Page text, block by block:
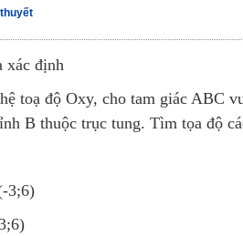
xác định
toạ độ Oxy, cho tam giác ABC
B thuộc trục tung. Tìm tọa độ
3;6)